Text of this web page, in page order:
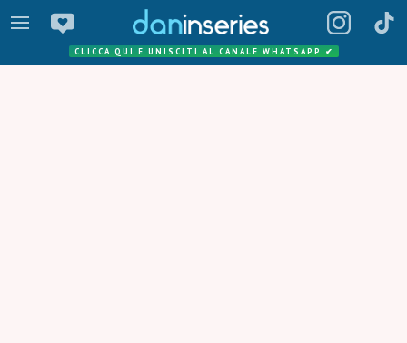
CLICCA QUI E UNISCITI AL CANALE WHATSAPP ✔